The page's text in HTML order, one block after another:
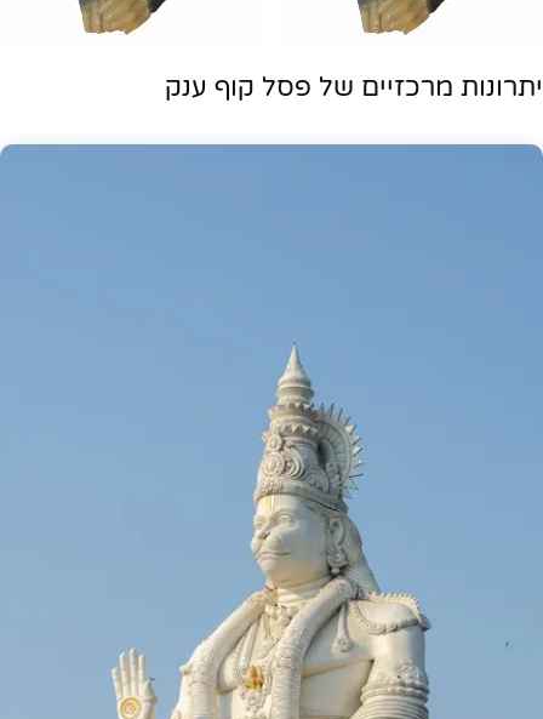
יתרונות מרכזיים של פסל קוף ענק